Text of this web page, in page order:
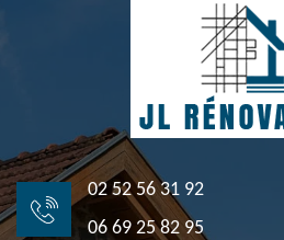
02 52 56 31 92
06 69 25 82 95